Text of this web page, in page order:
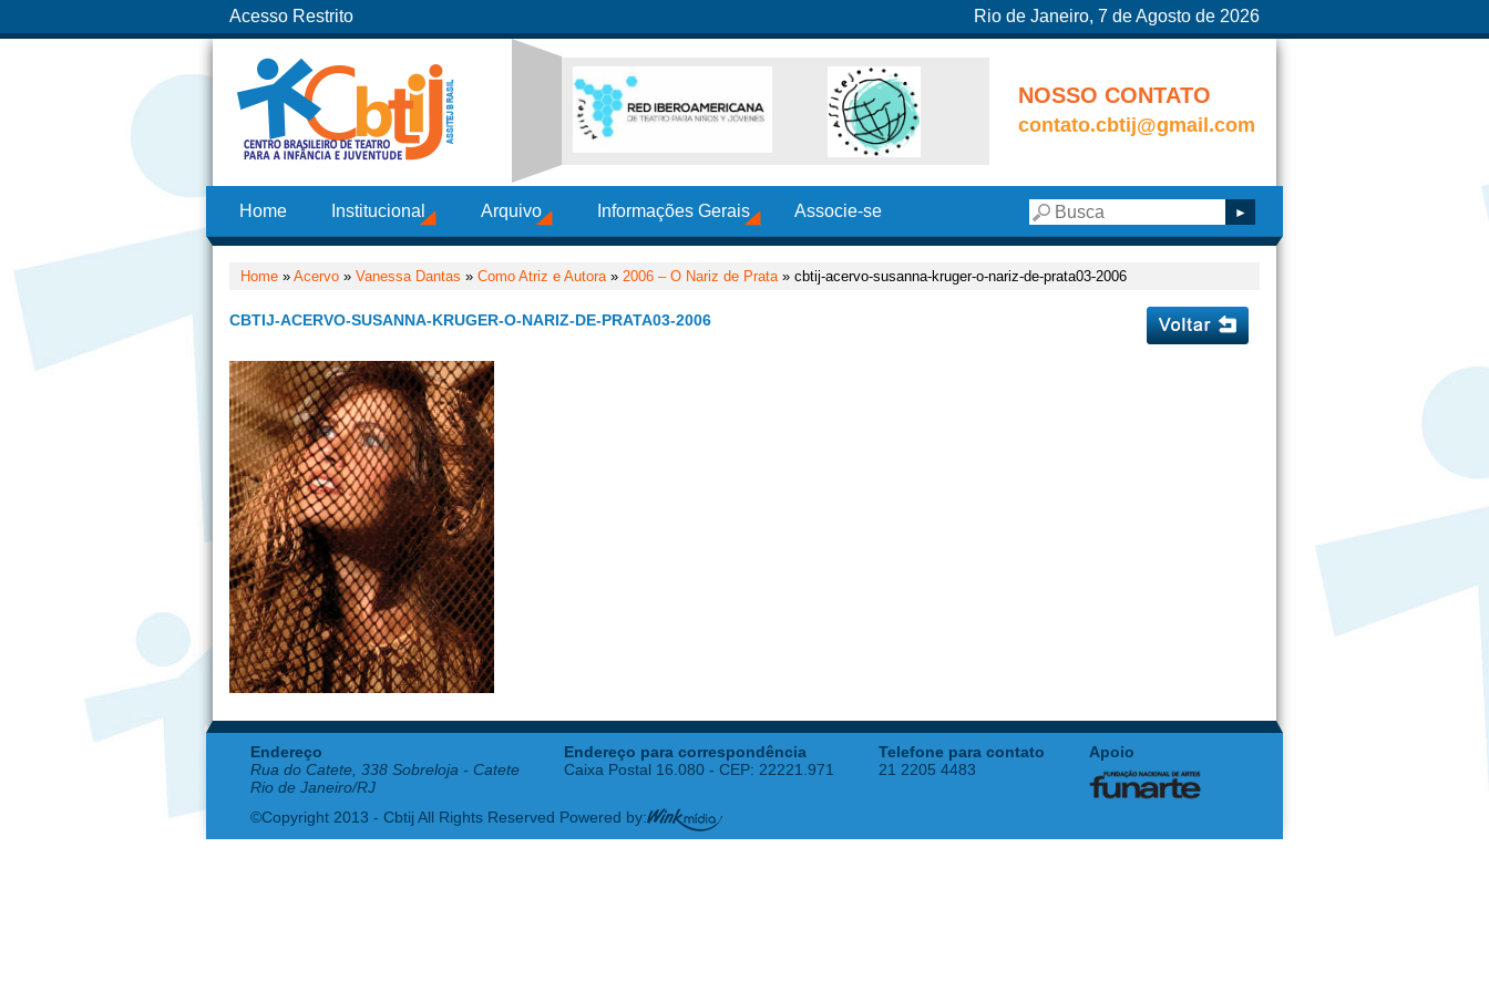
Acesso Restrito Rio de Janeiro, 7 de Agosto de 2026
NOSSO CONTATO
contato.cbtij@gmail.com
Home Institucional Arquivo Informações Gerais Associe-se
Home » Acervo » Vanessa Dantas » Como Atriz e Autora» 2006 – O Nariz de Prata» cbtij-acervo-susanna-kruger-o-nariz-de-prata03-2006
CBTIJ-ACERVO-SUSANNA-KRUGER-O-NARIZ-DE-PRATA03-2006
Endereço
Rua do Catete, 338 Sobreloja - Catete
Rio de Janeiro/RJ
Endereço para correspondência
Caixa Postal 16.080 - CEP: 22221.971
Telefone para contato
21 2205 4483
Apoio
©Copyright 2013 - Cbtij All Rights Reserved Powered by: